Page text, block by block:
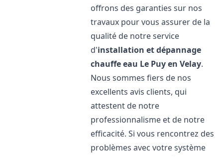
offrons des garanties sur nos
travaux pour vous assurer de la
qualité de notre service
d'installation et dépannage
chauffe eau Le Puy en Velay.
Nous sommes fiers de nos
excellents avis clients, qui
attestent de notre
professionnalisme et de notre
efficacité. Si vous rencontrez des
problèmes avec votre système